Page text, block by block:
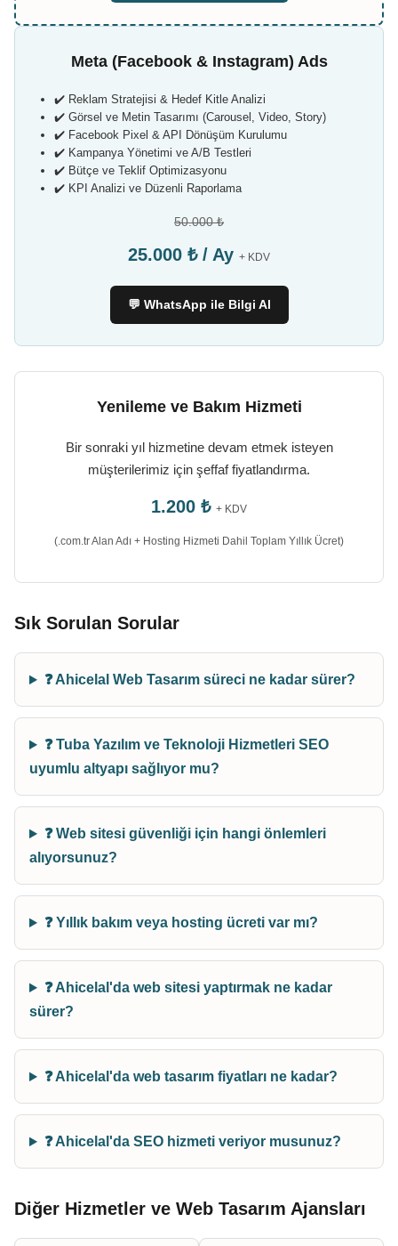
Meta (Facebook & Instagram) Ads
✔️ Reklam Stratejisi & Hedef Kitle Analizi
✔️ Görsel ve Metin Tasarımı (Carousel, Video, Story)
✔️ Facebook Pixel & API Dönüşüm Kurulumu
✔️ Kampanya Yönetimi ve A/B Testleri
✔️ Bütçe ve Teklif Optimizasyonu
✔️ KPI Analizi ve Düzenli Raporlama
50.000 ₺
25.000 ₺ / Ay + KDV
💬 WhatsApp ile Bilgi Al
Yenileme ve Bakım Hizmeti
Bir sonraki yıl hizmetine devam etmek isteyen
müşterilerimiz için şeffaf fiyatlandırma.
1.200 ₺ + KDV
(.com.tr Alan Adı + Hosting Hizmeti Dahil Toplam Yıllık Ücret)
Sık Sorulan Sorular
❓ Ahicelal Web Tasarım süreci ne kadar sürer?
❓ Tuba Yazılım ve Teknoloji Hizmetleri SEO
uyumlu altyapı sağlıyor mu?
❓ Web sitesi güvenliği için hangi önlemleri
alıyorsunuz?
❓ Yıllık bakım veya hosting ücreti var mı?
❓ Ahicelal'da web sitesi yaptırmak ne kadar
sürer?
❓ Ahicelal'da web tasarım fiyatları ne kadar?
❓ Ahicelal'da SEO hizmeti veriyor musunuz?
Diğer Hizmetler ve Web Tasarım Ajansları